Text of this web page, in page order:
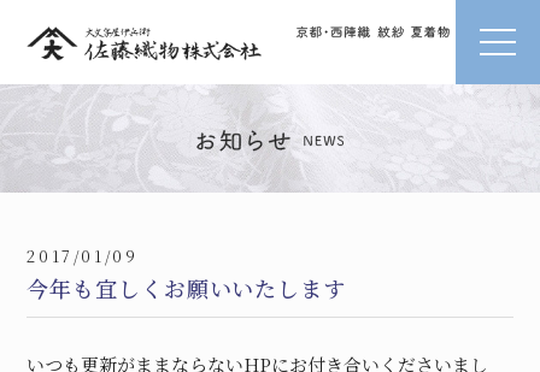
2017/01/09
今年も宜しくお願いいたします
いつも更新がままならないHPにお付き合いくださいまし